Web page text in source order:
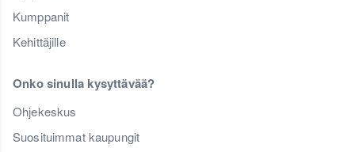
Kumppanit
Kehittäjille
Onko sinulla kysyttävää?
Ohjekeskus
Suosituimmat kaupungit